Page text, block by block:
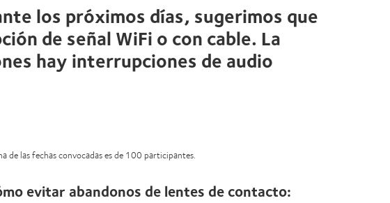
los próximos días, sugerimos que
de señal WiFi o con cable. La
hay interrupciones de audio
de las fechas convocadas es de 100 participantes.
evitar abandonos de lentes de contacto: